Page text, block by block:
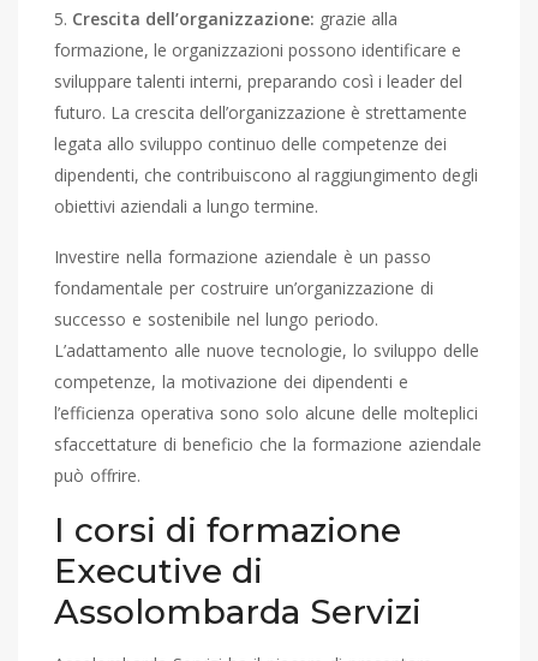
Crescita dell’organizzazione: grazie alla
formazione, le organizzazioni possono identificare e
sviluppare talenti interni, preparando così i leader del
futuro. La crescita dell’organizzazione è strettamente
legata allo sviluppo continuo delle competenze dei
dipendenti, che contribuiscono al raggiungimento degli
obiettivi aziendali a lungo termine.
Investire nella formazione aziendale è un passo
fondamentale per costruire un’organizzazione di
successo e sostenibile nel lungo periodo.
L’adattamento alle nuove tecnologie, lo sviluppo delle
competenze, la motivazione dei dipendenti e
l’efficienza operativa sono solo alcune delle molteplici
sfaccettature di beneficio che la formazione aziendale
può offrire.
I corsi di formazione
Executive di
Assolombarda Servizi